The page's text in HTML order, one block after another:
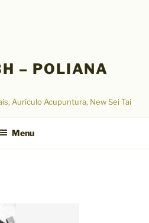
– POLIANA
Aurículo Acupuntura, New Sei Tai
Menu